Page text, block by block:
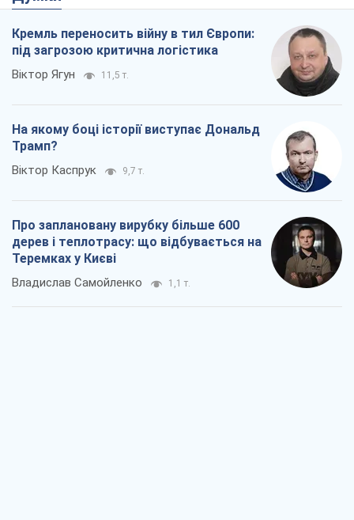
Кремль переносить війну в тил Європи:
під загрозою критична логістика
Віктор Ягун 11,5 т.
На якому боці історії виступає Дональд
Трамп?
Віктор Каспрук 9,7 т.
Про заплановану вирубку більше 600
дерев і теплотрасу: що відбувається на
Теремках у Києві
Владислав Самойленко 1,1 т.